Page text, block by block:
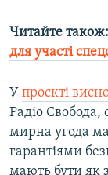
Читайте також:
для участі
У проєкті
Радіо Свобода,
мирна угода
гарантіями
мають бути як